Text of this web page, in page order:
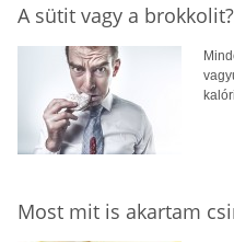
A sütit vagy a
Most mit is akartam